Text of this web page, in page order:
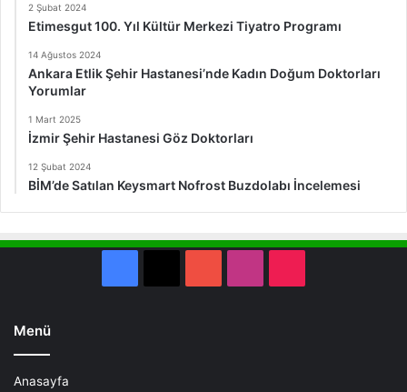
2 Şubat 2024
Etimesgut 100. Yıl Kültür Merkezi Tiyatro Programı
14 Ağustos 2024
Ankara Etlik Şehir Hastanesi’nde Kadın Doğum Doktorları
Yorumlar
1 Mart 2025
İzmir Şehir Hastanesi Göz Doktorları
12 Şubat 2024
BİM’de Satılan Keysmart Nofrost Buzdolabı İncelemesi
Menü
Anasayfa